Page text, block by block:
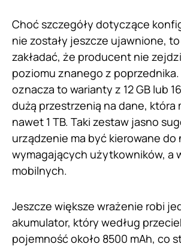
Choć szczegóły dotyczące
nie zostały jeszcze ujawnione,
zakładać, że producent nie
poziomu znanego z
oznacza to warianty z 12 GB lub
dużą przestrzenią na dane, która
nawet 1 TB. Taki zestaw jasno
urządzenie ma być kierowane do
wymagających użytkowników, a
mobilnych.
Jeszcze większe wrażenie robi
akumulator, który według
pojemność około 8500 mAh, co